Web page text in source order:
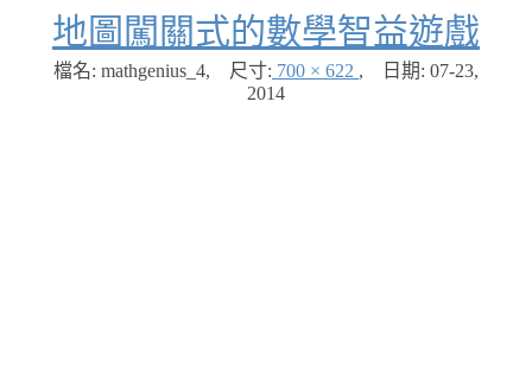
地圖闖關式的數學智益遊戲
檔名: mathgenius_4, 尺寸: 700 × 622 , 日期: 07-23,
2014